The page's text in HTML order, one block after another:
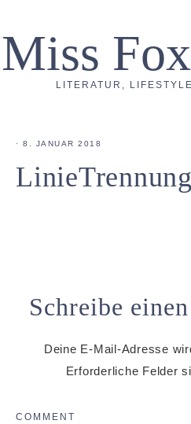
Miss
LITERATUR,
· 8. JANUAR 2018
Schreibe
Deine E-Mail-Adresse
Erforderliche Felder
COMMENT